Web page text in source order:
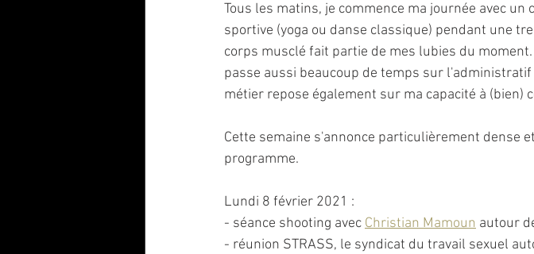
Tous les matins, je commence ma journée avec
sportive (yoga ou danse classique) pendant une
corps musclé fait partie de mes lubies du
passe aussi beaucoup de temps sur
métier repose également sur ma capacité à (bien)
Cette semaine s'annonce particulièrement dense
programme.
Lundi 8 février 2021 :
- séance shooting avec Christian Mamoun autour
- réunion STRASS, le syndicat du travail sexuel